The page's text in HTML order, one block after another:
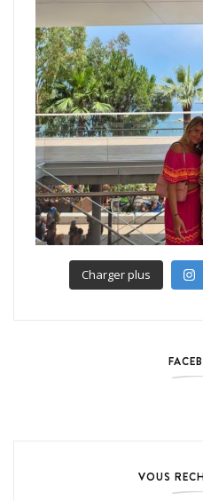
Charger plus
VOUS